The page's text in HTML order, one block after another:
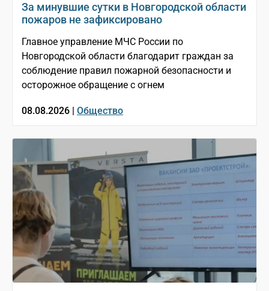
За минувшие сутки в Новгородской области
пожаров не зафиксировано
Главное управление МЧС России по
Новгородской области благодарит граждан за
соблюдение правил пожарной безопасности и
осторожное обращение с огнем
08.08.2026 | Общество